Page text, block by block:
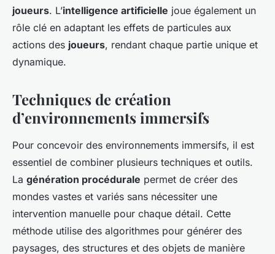
joueurs. L’intelligence artificielle joue également un
rôle clé en adaptant les effets de particules aux
actions des joueurs, rendant chaque partie unique et
dynamique.
Techniques de création
d’environnements immersifs
Pour concevoir des environnements immersifs, il est
essentiel de combiner plusieurs techniques et outils.
La génération procédurale permet de créer des
mondes vastes et variés sans nécessiter une
intervention manuelle pour chaque détail. Cette
méthode utilise des algorithmes pour générer des
paysages, des structures et des objets de manière